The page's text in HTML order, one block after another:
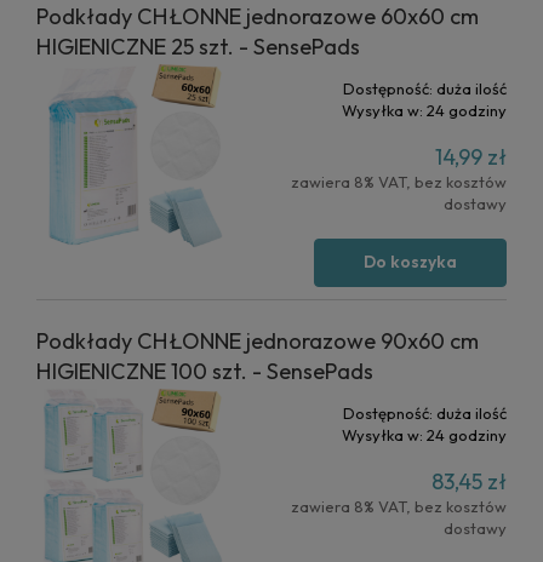
Podkłady CHŁONNE jednorazowe 60x60 cm
HIGIENICZNE 25 szt. - SensePads
Dostępność: duża ilość
Wysyłka w: 24 godziny
14,99 zł
zawiera 8% VAT, bez kosztów
dostawy
Do koszyka
Podkłady CHŁONNE jednorazowe 90x60 cm
HIGIENICZNE 100 szt. - SensePads
Dostępność: duża ilość
Wysyłka w: 24 godziny
83,45 zł
zawiera 8% VAT, bez kosztów
dostawy